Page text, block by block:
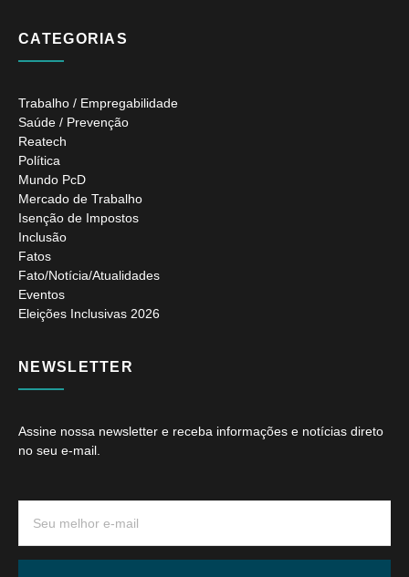
CATEGORIAS
Trabalho / Empregabilidade
Saúde / Prevenção
Reatech
Política
Mundo PcD
Mercado de Trabalho
Isenção de Impostos
Inclusão
Fatos
Fato/Notícia/Atualidades
Eventos
Eleições Inclusivas 2026
NEWSLETTER
Assine nossa newsletter e receba informações e notícias direto
no seu e-mail.